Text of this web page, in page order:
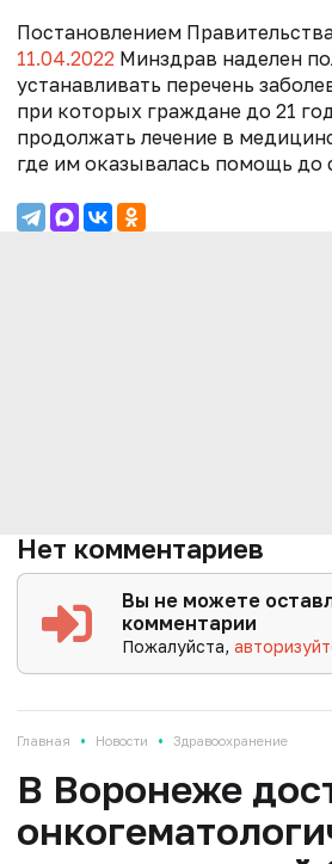
Постановлением
11.04.2022 Минздрав наделен
устанавливать перечень
при которых граждане до 21
продолжать лечение в
где им оказывалась помощь до
Нет комментариев
Вы не можете
комментарии
Пожалуйста,
Главная • Новости • Здравоохранение
В Воронеже